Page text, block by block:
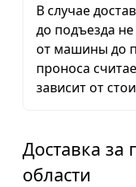
В случае
до подъезда
от машины до
проноса
зависит от
Доставка за
области